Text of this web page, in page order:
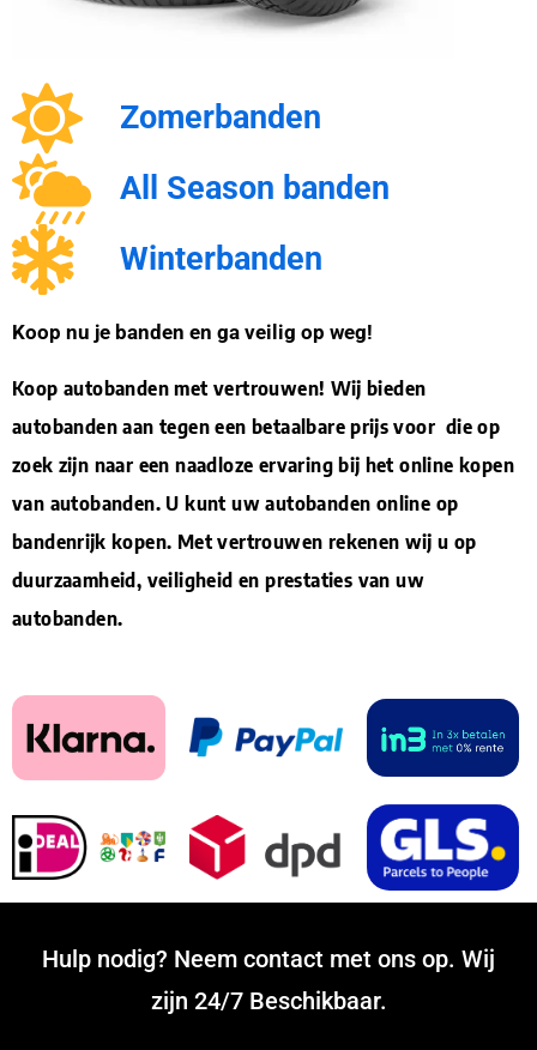
Zomerbanden
All Season banden
Winterbanden
Koop nu je banden en ga veilig op weg!
Koop autobanden met vertrouwen! Wij bieden
autobanden aan tegen een betaalbare prijs voor die op
zoek zijn naar een naadloze ervaring bij het online kopen
van autobanden. U kunt uw autobanden online op
bandenrijk kopen. Met vertrouwen rekenen wij u op
duurzaamheid, veiligheid en prestaties van uw
autobanden.
Hulp nodig? Neem contact met ons op. Wij
zijn 24/7 Beschikbaar.